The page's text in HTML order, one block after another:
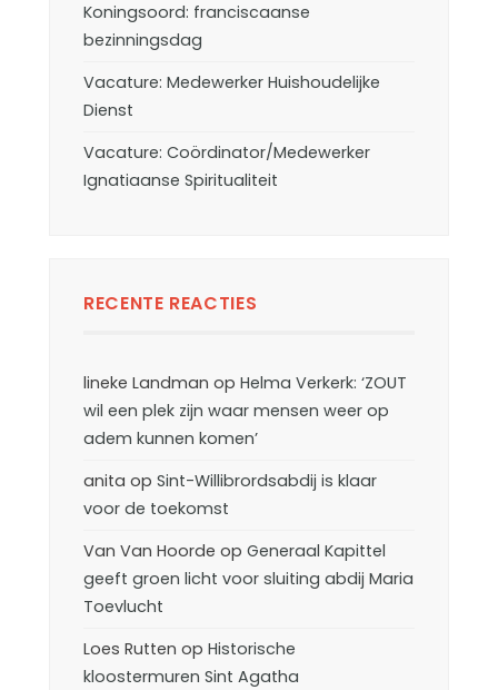
Koningsoord: franciscaanse
bezinningsdag
Vacature: Medewerker Huishoudelijke
Dienst
Vacature: Coördinator/Medewerker
Ignatiaanse Spiritualiteit
RECENTE REACTIES
lineke Landman op Helma Verkerk: ‘ZOUT
wil een plek zijn waar mensen weer op
adem kunnen komen’
anita op Sint-Willibrordsabdij is klaar
voor de toekomst
Van Van Hoorde op Generaal Kapittel
geeft groen licht voor sluiting abdij Maria
Toevlucht
Loes Rutten op Historische
kloostermuren Sint Agatha